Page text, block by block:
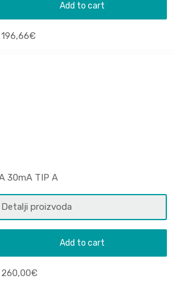
Add to cart
196,66€
30mA TIP A
Detalji proizvoda
Add to cart
260,00€